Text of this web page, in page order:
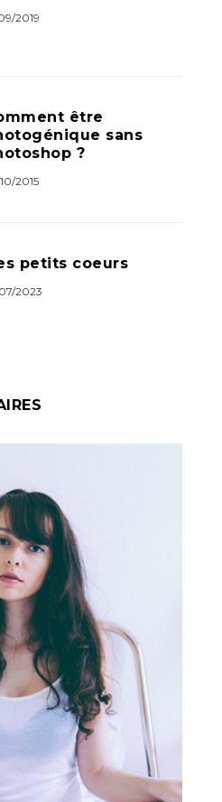
2019
être
sans
?
2015
petits coeurs
2023